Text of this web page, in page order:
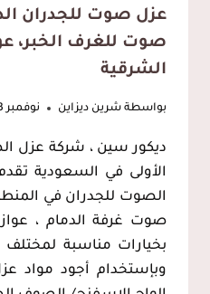
عزل صوت للجدران
صوت للغرف الخبر،
الشرقية
بواسطة شرين ديزاين نوفمبر 13, 2024
ديكور سين ، شركة عزل
الأولى في السعودية
الصوت للجدران في
صوت غرفة الدمام ،
بخيارات مناسبة
وبإستخدام أجود مواد